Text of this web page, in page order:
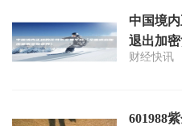
中国境
退出加密
财经快讯
601988